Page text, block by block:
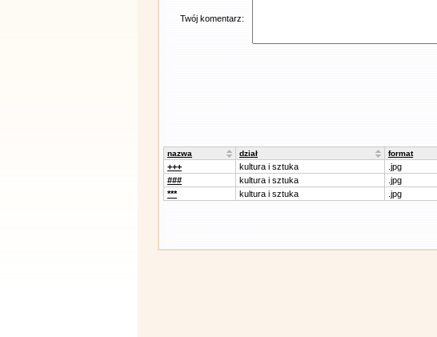
Twój komentarz:
nazwa dział format
+++ kultura i sztuka .jpg
###
kultura i sztuka .jpg
***
kultura i sztuka .jpg